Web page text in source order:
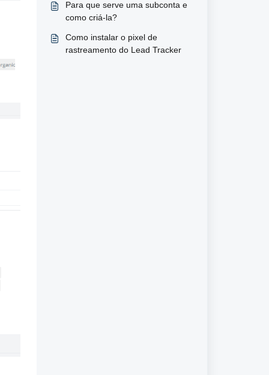
Para que serve uma subconta e
como criá-la?
Como instalar o pixel de
rastreamento do Lead Tracker